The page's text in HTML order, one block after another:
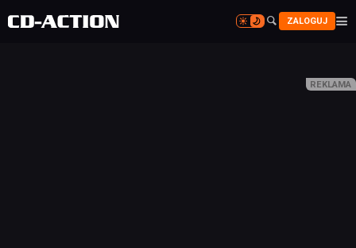

 ZALOGUJ 
